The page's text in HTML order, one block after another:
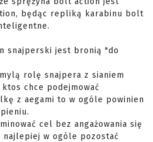
będąc repliką karabinu bolt
snajperski jest bronią "do
rolę snajpera z sianiem
chce podejmować
z aegami to w ogóle powinien
cel bez angażowania się
najlepiej w ogóle pozostać